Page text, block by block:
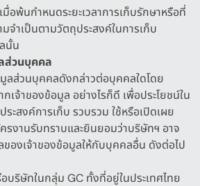
อพ้นกำหนดระยะเวลาการเก็บรักษาหรือที่
จำเป็นตามวัตถุประสงค์ในการเก็บ
นั้น
ส่วนบุคคล
มูลส่วนบุคคลดังกล่าวต่อบุคคลใดโดย
เจ้าของข้อมูล อย่างไรก็ดี เพื่อประโยชน์ใน
ะสงค์การเก็บ รวบรวม ใช้หรือเปิดเผย
รงานรับทราบและยินยอมว่าบริษัทฯ อาจ
องเจ้าของข้อมูลให้กับบุคคลอื่น ดังต่อไป
อบริษัทในกลุ่ม GC ทั้งที่อยู่ในประเทศไทย